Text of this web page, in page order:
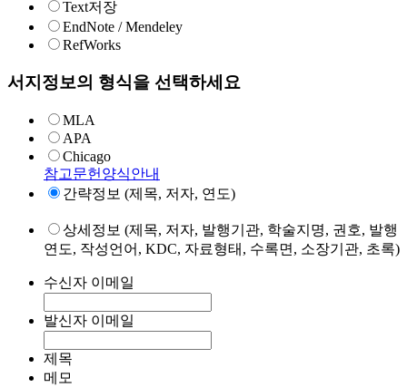
Text저장
EndNote / Mendeley
RefWorks
서지정보의 형식을 선택하세요
MLA
APA
Chicago
참고문헌양식안내
간략정보 (제목, 저자, 연도)
상세정보 (제목, 저자, 발행기관, 학술지명, 권호, 발행
연도, 작성언어, KDC, 자료형태, 수록면, 소장기관, 초록)
수신자 이메일
발신자 이메일
제목
메모